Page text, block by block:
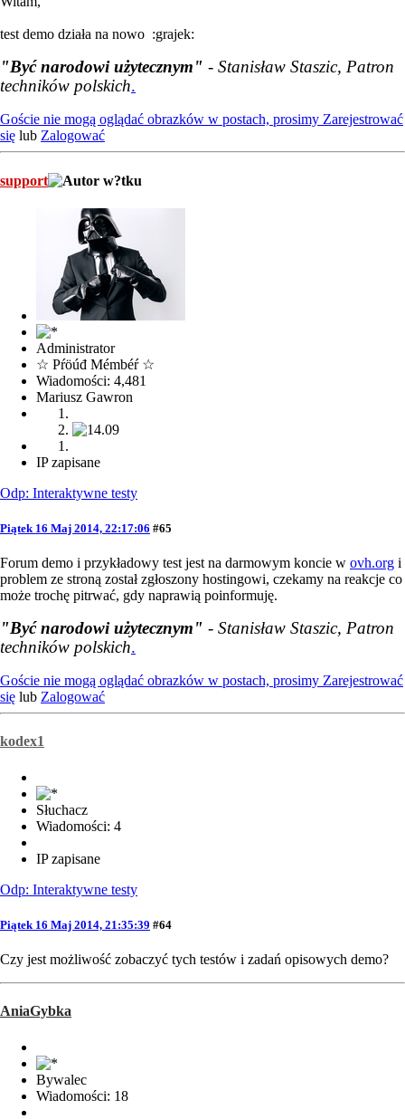
test demo działa na nowo :grajek:
"Być narodowi użytecznym" - Stanisław Staszic, Patron
techników polskich.
Goście nie mogą oglądać obrazków w postach, prosimy Zarejestrować
się lub Zalogować
support
Administrator
☆ Pŕöúđ Mémbéŕ ☆
Wiadomości: 4,481
Mariusz Gawron
IP zapisane
Odp: Interaktywne testy
Piątek 16 Maj 2014, 22:17:06 #65
Forum demo i przykładowy test jest na darmowym koncie w ovh.org i
problem ze stroną został zgłoszony hostingowi, czekamy na reakcje co
może trochę pitrwać, gdy naprawią poinformuję.
"Być narodowi użytecznym" - Stanisław Staszic, Patron
techników polskich.
Goście nie mogą oglądać obrazków w postach, prosimy Zarejestrować
się lub Zalogować
kodex1
Słuchacz
Wiadomości: 4
IP zapisane
Odp: Interaktywne testy
Piątek 16 Maj 2014, 21:35:39 #64
Czy jest możliwość zobaczyć tych testów i zadań opisowych demo?
AniaGybka
Bywalec
Wiadomości: 18